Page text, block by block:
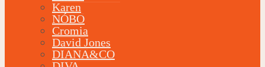
Karen
NÓBO
Cromia
David Jones
DIANA&CO